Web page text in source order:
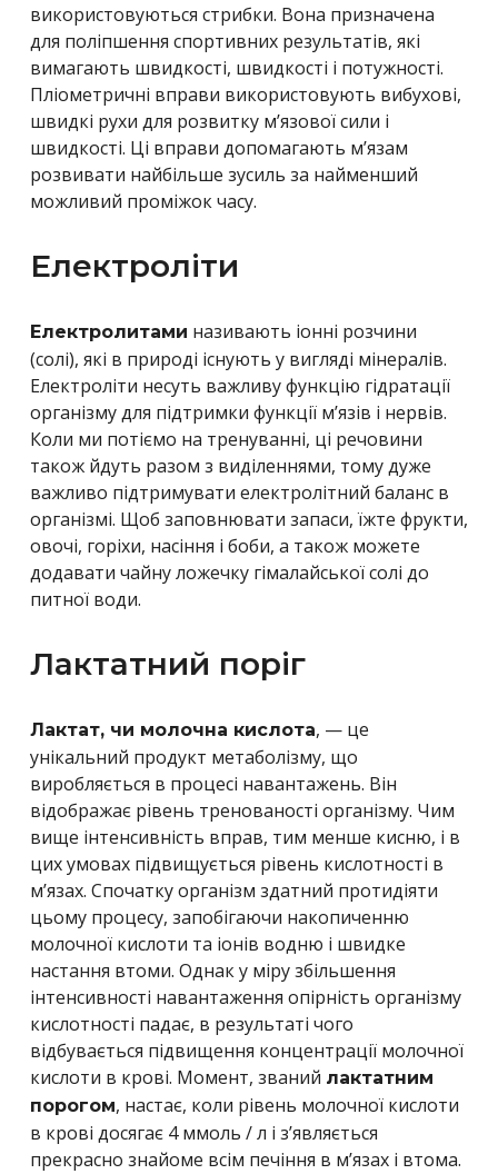
використовуються стрибки. Вона призначена
для поліпшення спортивних результатів, які
вимагають швидкості, швидкості і потужності.
Пліометричні вправи використовують вибухові,
швидкі рухи для розвитку м’язової сили і
швидкості. Ці вправи допомагають м’язам
розвивати найбільше зусиль за найменший
можливий проміжок часу.
Електроліти
Електролитами називають іонні розчини
(солі), які в природі існують у вигляді мінералів.
Електроліти несуть важливу функцію гідратації
організму для підтримки функції м’язів і нервів.
Коли ми потіємо на тренуванні, ці речовини
також йдуть разом з виділеннями, тому дуже
важливо підтримувати електролітний баланс в
організмі. Щоб заповнювати запаси, їжте фрукти,
овочі, горіхи, насіння і боби, а також можете
додавати чайну ложечку гімалайської солі до
питної води.
Лактатний поріг
Лактат, чи молочна кислота, — це
унікальний продукт метаболізму, що
виробляється в процесі навантажень. Він
відображає рівень тренованості організму. Чим
вище інтенсивність вправ, тим менше кисню, і в
цих умовах підвищується рівень кислотності в
м’язах. Спочатку організм здатний протидіяти
цьому процесу, запобігаючи накопиченню
молочної кислоти та іонів водню і швидке
настання втоми. Однак у міру збільшення
інтенсивності навантаження опірність організму
кислотності падає, в результаті чого
відбувається підвищення концентрації молочної
кислоти в крові. Момент, званий лактатним
порогом, настає, коли рівень молочної кислоти
в крові досягає 4 ммоль / л і з’являється
прекрасно знайоме всім печіння в м’язах і втома.